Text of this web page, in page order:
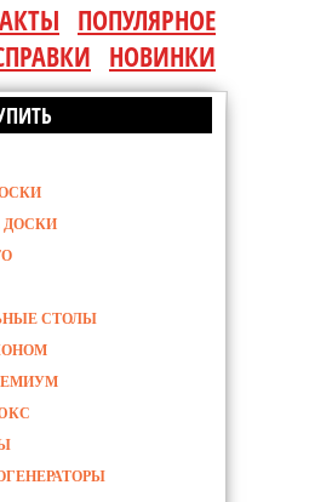
ПОПУЛЯРНОЕ
НОВИНКИ
ДОСКИ
СТОЛЫ